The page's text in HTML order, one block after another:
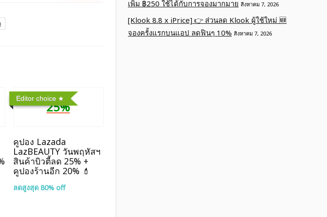
Editor choice
25%
คูปอง Lazada
LazBEAUTY วันพฤหัสฯ
สินค้าบิวตี้ลด 25% +
คูปองร้านอีก 20% 💄
ลดสูงสุด 80% off
เพิ่ม ฿250 ใช้ได้กับการจองมากมาย สิงหาคม 7, 2026
[Klook 8.8 x iPrice] 👉 ส่วนลด Klook ผู้ใช้ใหม่ 🆕
จองครั้งแรกบนแอป ลดฟินๆ 10% สิงหาคม 7, 2026